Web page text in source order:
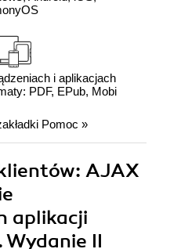
i aplikacjach
PDF, EPub, Mobi
Pomoc »
AJAX
aplikacji
II